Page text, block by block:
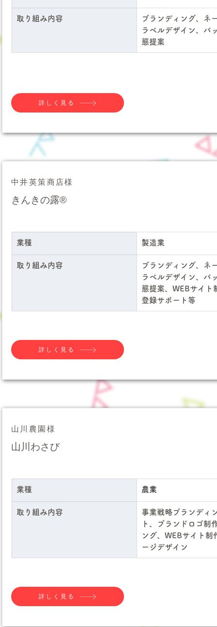
取り組み内容
ブランディング、ネ
ラベルデザイン、パ
態提案
詳しく見る
中井英策商店様
きんきの露®
業種 製造業
取り組み内容
ブランディング、ネ
ラベルデザイン、パ
態提案、WEBサイト
登録サポート等
詳しく見る
山川農園様
山川わさび
業種 農業
取り組み内容
事業戦略ブランディ
ト、ブランドロゴ制
ング、WEBサイト制
ージデザイン
詳しく見る